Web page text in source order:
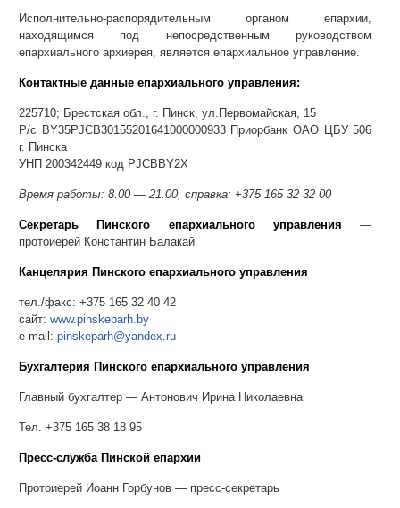
Исполнительно-распорядительным органом епархии,
находящимся под непосредственным руководством
епархиального архиерея, является епархиальное управление.
Контактные данные епархиального управления:
225710; Брестская обл., г. Пинск, ул.Первомайская, 15
Р/с BY35PJCB30155201641000000933 Приорбанк ОАО ЦБУ 506
г. Пинска
УНП 200342449 код PJCBBY2X
Время работы: 8.00 — 21.00, справка: +375 165 32 32 00
Секретарь Пинского епархиального управления —
протоиерей Константин Балакай
Канцелярия Пинского епархиального управления
тел./факс: +375 165 32 40 42
сайт: www.pinskeparh.by
e-mail: pinskeparh@yandex.ru
Бухгалтерия Пинского епархиального управления
Главный бухгалтер — Антонович Ирина Николаевна
Тел. +375 165 38 18 95
Пресс-служба Пинской епархии
Протоиерей Иоанн Горбунов — пресс-секретарь